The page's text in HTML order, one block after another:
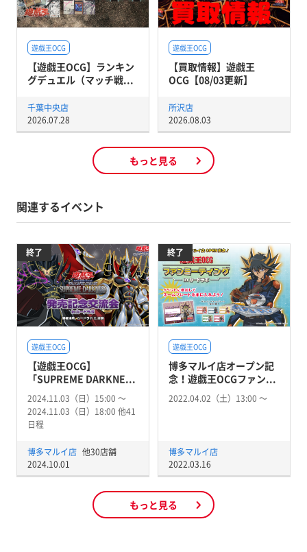
遊戯王OCG
【買取情報】遊戯王
OCG【08/03更新】
所沢店
2026.08.03
遊戯王OCG
【遊戯王OCG】ランキン
グデュエル（マッチ戦...
千葉中央店
2026.07.28
もっと見る
関連するイベント
終了
遊戯王OCG
【遊戯王OCG】
「SUPREME DARKNE...
2024.11.03（日）15:00 〜
2024.11.03（日）18:00 他41
日程
博多マルイ店 他30店舗
2024.10.01
終了
遊戯王OCG
博多マルイ店オープン記
念！遊戯王OCGファン...
2022.04.02（土）13:00 〜
博多マルイ店
2022.03.16
もっと見る